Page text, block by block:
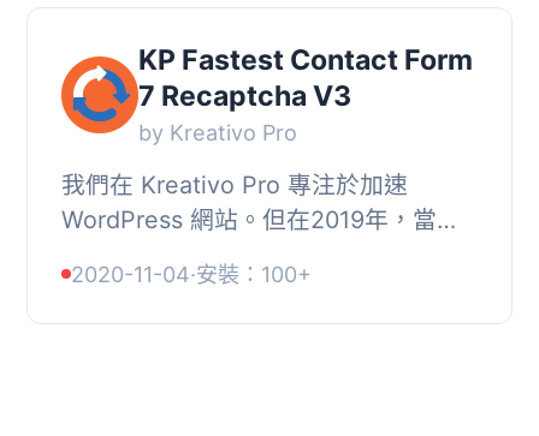
KP Fastest Contact Form
7 Recaptcha V3
by Kreativo Pro
我們在 Kreativo Pro 專注於加速
WordPress 網站。但在2019年，當
V3和Recaptcha開始拖慢我們客戶的網
站時，我們遇到了新的...
2020-11-04·安裝：100+